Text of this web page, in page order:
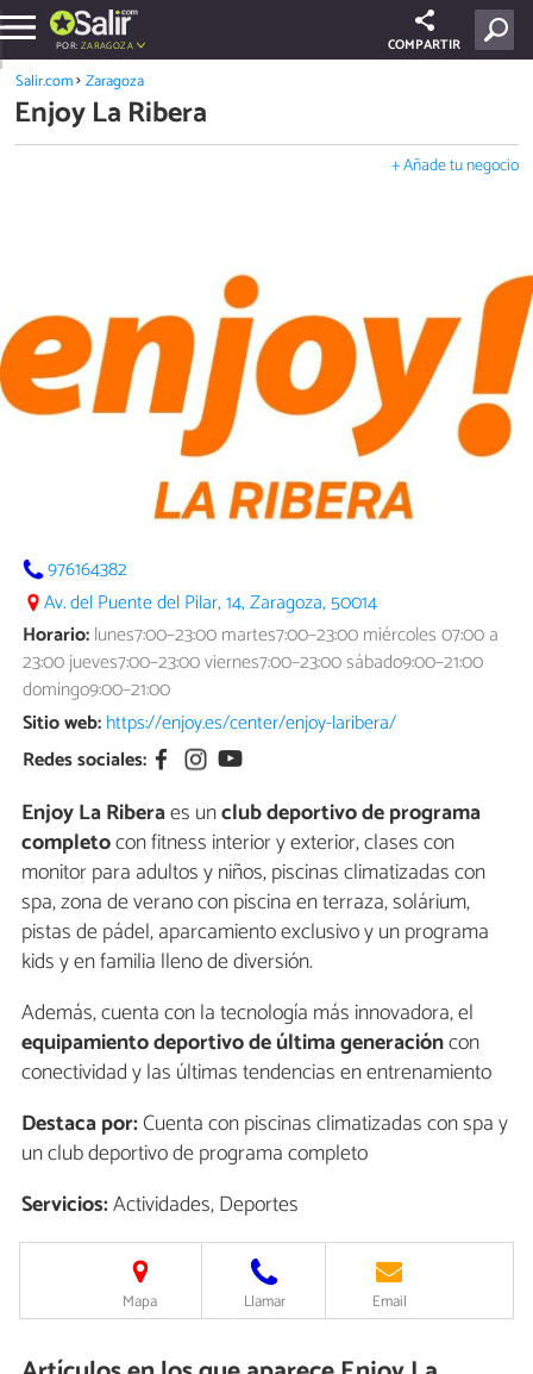
POR: ZARAGOZA COMPARTIR
Salir.com Zaragoza
Enjoy La Ribera
+ Añade tu negocio
976164382
Av. del Puente del Pilar, 14, Zaragoza, 50014
Horario:lunes7:00–23:00 martes7:00–23:00 miércoles 07:00 a
23:00 jueves7:00–23:00 viernes7:00–23:00 sábado9:00–21:00
domingo9:00–21:00
Sitio web:https://enjoy.es/center/enjoy-laribera/
Redes sociales:
Enjoy La Riberaes unclub deportivo de programa
completocon fitness interior y exterior, clases con
monitor para adultos y niños, piscinas climatizadas con
spa, zona de verano con piscina en terraza, solárium,
pistas de pádel, aparcamiento exclusivo y un programa
kids y en familia lleno de diversión.
Además, cuenta con la tecnología más innovadora, el
equipamiento deportivo de última generacióncon
conectividad y las últimas tendencias en entrenamiento
Destaca por:Cuenta con piscinas climatizadas con spa y
un club deportivo de programa completo
Servicios:Actividades, Deportes
Mapa Llamar Email